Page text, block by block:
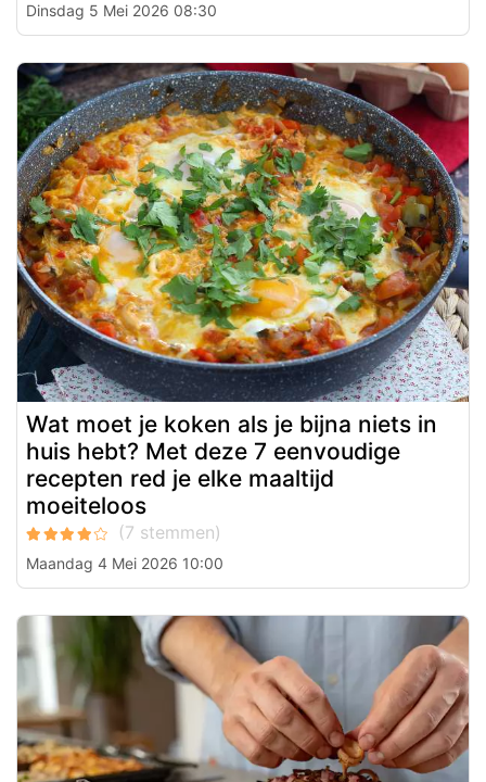
Dinsdag 5 Mei 2026 08:30
Wat moet je koken als je bijna niets in
huis hebt? Met deze 7 eenvoudige
recepten red je elke maaltijd
moeiteloos
Maandag 4 Mei 2026 10:00